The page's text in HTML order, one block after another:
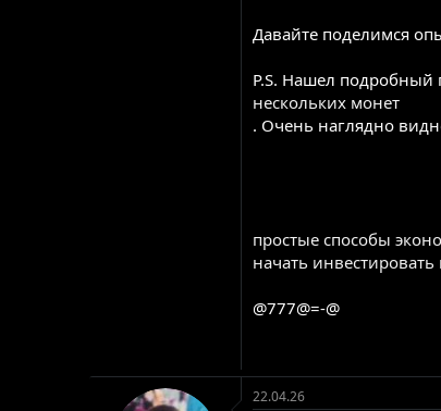
Давайте поделимся
P.S. Нашел подробный
нескольких монет
. Очень наглядно
простые способы
начать
@777@=-@
22.04.26